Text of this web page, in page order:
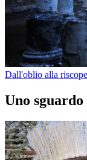
Dall'oblio alla
Uno